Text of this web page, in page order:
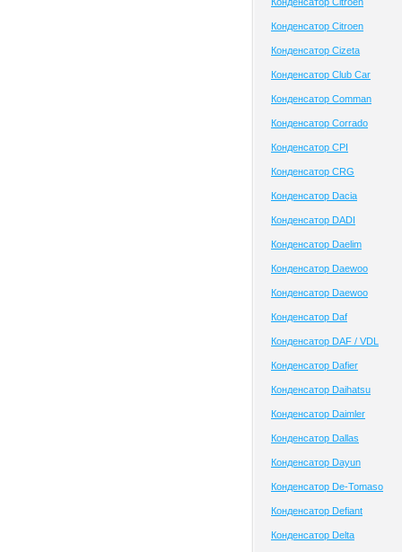
Конденсатор Citroen
Конденсатор Cizeta
Конденсатор Club Сar
Конденсатор Comman
Конденсатор Corrado
Конденсатор CPI
Конденсатор CRG
Конденсатор Dacia
Конденсатор DADI
Конденсатор Daelim
Конденсатор Daewoo
Конденсатор Daewoo
Конденсатор Daf
Конденсатор DAF / VDL
Конденсатор Dafier
Конденсатор Daihatsu
Конденсатор Daimler
Конденсатор Dallas
Конденсатор Dayun
Конденсатор De-Tomaso
Конденсатор Defiant
Конденсатор Delta